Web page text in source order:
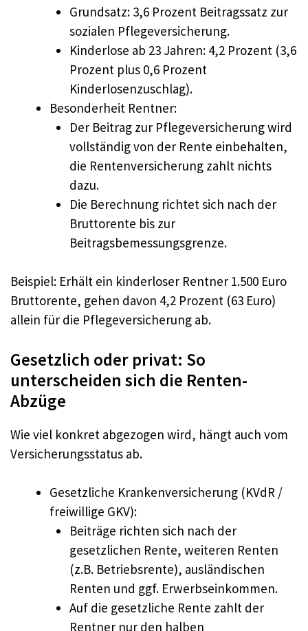
Grundsatz: 3,6 Prozent Beitragssatz zur
sozialen Pflegeversicherung.
Kinderlose ab 23 Jahren: 4,2 Prozent (3,6
Prozent plus 0,6 Prozent
Kinderlosenzuschlag).
Besonderheit Rentner:
Der Beitrag zur Pflegeversicherung wird
vollständig von der Rente einbehalten,
die Rentenversicherung zahlt nichts
dazu.
Die Berechnung richtet sich nach der
Bruttorente bis zur
Beitragsbemessungsgrenze.
Beispiel: Erhält ein kinderloser Rentner 1.500 Euro
Bruttorente, gehen davon 4,2 Prozent (63 Euro)
allein für die Pflegeversicherung ab.
Gesetzlich oder privat: So
unterscheiden sich die Renten-
Abzüge
Wie viel konkret abgezogen wird, hängt auch vom
Versicherungsstatus ab.
Gesetzliche Krankenversicherung (KVdR /
freiwillige GKV):
Beiträge richten sich nach der
gesetzlichen Rente, weiteren Renten
(z.B. Betriebsrente), ausländischen
Renten und ggf. Erwerbseinkommen.
Auf die gesetzliche Rente zahlt der
Rentner nur den halben